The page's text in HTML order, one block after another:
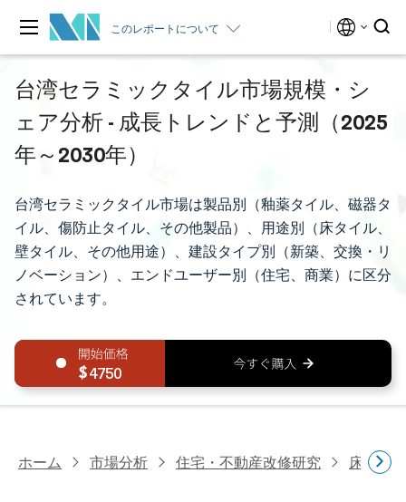
このレポートについて
台湾セラミックタイル市場規模・シ
ェア分析 - 成長トレンドと予測（2025
年～2030年）
台湾セラミックタイル市場は製品別（釉薬タイル、磁器タ
イル、傷防止タイル、その他製品）、用途別（床タイル、
壁タイル、その他用途）、建設タイプ別（新築、交換・リ
ノベーション）、エンドユーザー別（住宅、商業）に区分
されています。
4750
ホーム 市場分析 住宅・不動産改修研究 床材研究